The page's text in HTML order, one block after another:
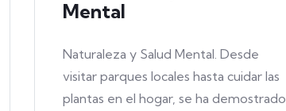
Mental
Naturaleza y Salud Mental. Desde
visitar parques locales hasta cuidar las
plantas en el hogar, se ha demostrado